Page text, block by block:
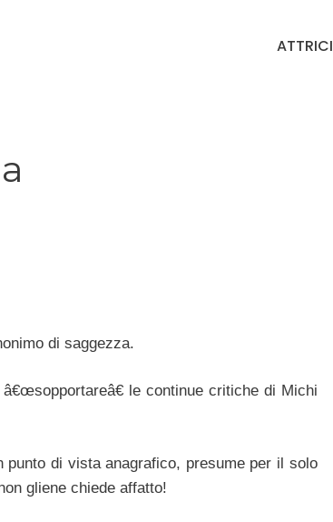
ATTRICI
di saggezza.
le continue critiche di Michi
punto di vista anagrafico, presume per il solo
gliene chiede affatto!